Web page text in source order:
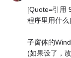
[Quote=引用
程序里用什么
子窗体的
(如果设了，